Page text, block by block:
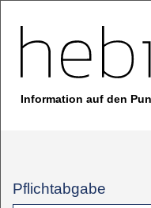
Information auf den
Pflichtabgabe